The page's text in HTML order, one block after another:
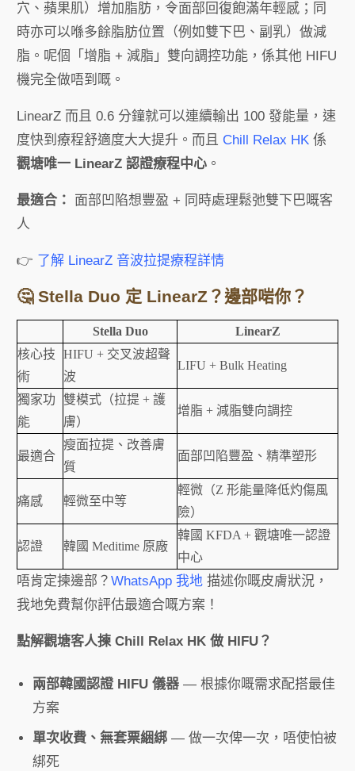
穴、蘋果肌）增加脂肪，令面部回復飽滿年輕感；同
時亦可以喺多餘脂肪位置（例如雙下巴、副乳）做減
脂。呢個「增脂 + 減脂」雙向調控功能，係其他 HIFU
機完全做唔到嘅。
LinearZ 而且 0.6 分鐘就可以連續輸出 100 發能量，速
度快到療程舒適度大大提升。而且 Chill Relax HK 係
觀塘唯一 LinearZ 認證療程中心 。
最適合：
面部凹陷想豐盈 + 同時處理鬆弛雙下巴嘅客
人
👉 了解 LinearZ 音波拉提療程詳情
🤔 Stella Duo 定 LinearZ？邊部啱你？
Stella Duo
LinearZ
核心技
術
HIFU + 交叉波超聲
波
LIFU + Bulk Heating
獨家功
能
雙模式（拉提 + 護
膚）
增脂 + 減脂雙向調控
最適合
瘦面拉提、改善膚
質
面部凹陷豐盈、精準塑形
痛感 輕微至中等
輕微（Z 形能量降低灼傷風
險）
認證 韓國 Meditime 原廠
韓國 KFDA + 觀塘唯一認證
中心
唔肯定揀邊部？ WhatsApp 我地 描述你嘅皮膚狀況，
我地免費幫你評估最適合嘅方案！
點解觀塘客人揀 Chill Relax HK 做 HIFU？
兩部韓國認證 HIFU 儀器 — 根據你嘅需求配搭最佳
方案
單次收費、無套票綑綁 — 做一次俾一次，唔使怕被
綁死